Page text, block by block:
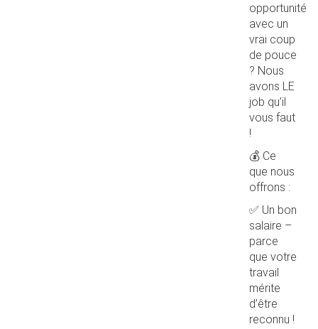
opportunité
avec un
vrai coup
de pouce
? Nous
avons LE
job qu’il
vous faut
!
💰 Ce
que nous
offrons :
✅ Un bon
salaire –
parce
que votre
travail
mérite
d’être
reconnu !